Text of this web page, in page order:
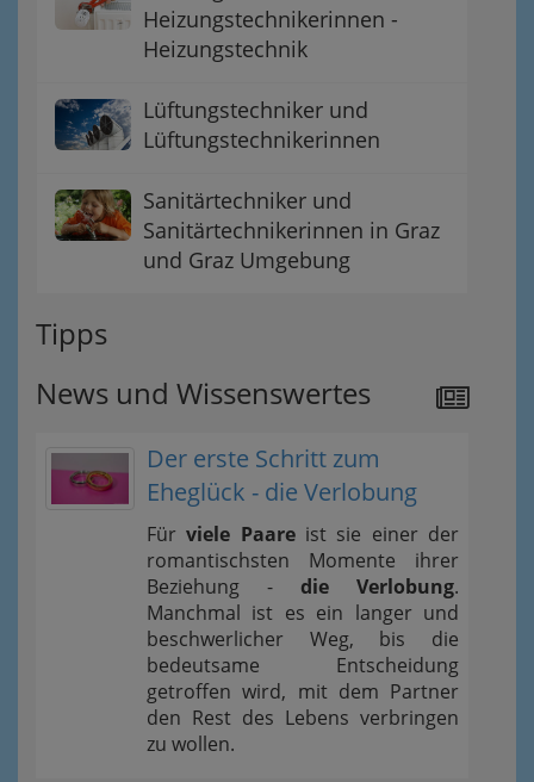
Heizungstechnikerinnen -
Heizungstechnik
Lüftungstechniker und
Lüftungstechnikerinnen
Sanitärtechniker und
Sanitärtechnikerinnen in Graz
und Graz Umgebung
Tipps
News und Wissenswertes
Der erste Schritt zum
Eheglück - die Verlobung
Fürviele Paareist sie einer der
romantischsten Momente ihrer
Beziehung - die Verlobung.
Manchmal ist es ein langer und
beschwerlicher Weg, bis die
bedeutsame Entscheidung
getroffen wird, mit dem Partner
den Rest des Lebens verbringen
zu wollen.